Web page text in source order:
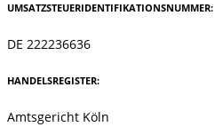
UMSATZSTEUERIDENTIFIKATIONSNUMMER:
DE 222236636
HANDELSREGISTER:
Amtsgericht Köln